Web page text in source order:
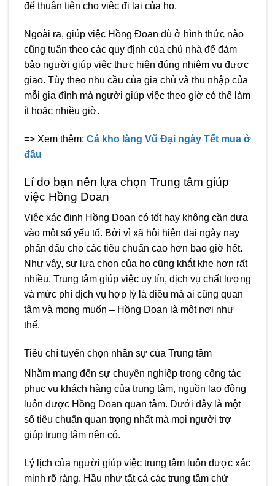
để thuận tiện cho việc đi lại của họ.
Ngoài ra, giúp việc Hồng Đoan dù ở hình thức nào
cũng tuân theo các quy định của chủ nhà để đảm
bảo người giúp việc thực hiện đúng nhiệm vụ được
giao. Tùy theo nhu cầu của gia chủ và thu nhập của
mỗi gia đình mà người giúp việc theo giờ có thể làm
ít hoặc nhiều giờ.
=> Xem thêm: Cá kho làng Vũ Đại ngày Tết mua ở
đâu
Lí do bạn nên lựa chọn Trung tâm giúp
việc Hồng Doan
Việc xác định Hồng Doan có tốt hay không cần dựa
vào một số yếu tố. Bởi vì xã hội hiện đại ngày nay
phấn đấu cho các tiêu chuẩn cao hơn bao giờ hết.
Như vậy, sự lựa chọn của họ cũng khắt khe hơn rất
nhiều. Trung tâm giúp việc uy tín, dịch vụ chất lượng
và mức phí dịch vụ hợp lý là điều mà ai cũng quan
tâm và mong muốn – Hồng Doan là một nơi như
thế.
Tiêu chí tuyển chọn nhân sự của Trung tâm
Nhằm mang đến sự chuyên nghiệp trong công tác
phục vụ khách hàng của trung tâm, nguồn lao động
luôn được Hồng Doan quan tâm. Dưới đây là một
số tiêu chuẩn quan trọng nhất mà mọi người trợ
giúp trung tâm nên có.
Lý lịch của người giúp việc trung tâm luôn được xác
minh rõ ràng. Hầu như tất cả các trung tâm chứ